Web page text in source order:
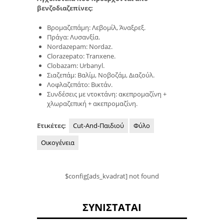
βενζοδιαζεπίνες:
Βρομαζεπάμη: Λεβομίλ, Άναξρεξ.
Πράγα: Λυσανξία.
Nordazepam: Nordaz.
Clorazepato: Tranxene.
Clobazam: Urbanyl.
Σιαζεπάμ: Βαλίμ, Νοβοζάμ, Διαζούλ.
Λοφλαζεπάτο: Βικτάν.
Συνδέσεις με ντοκτάνη: ακεπρομαζίνη +
χλωραζεπική + ακεπρομαζίνη.
Ετικέτες: Cut-And-Παιδιού
Φύλο
Οικογένεια
$config[ads_kvadrat] not found
ΣΥΝΙΣΤΆΤΑΙ